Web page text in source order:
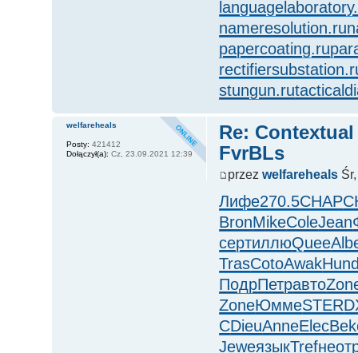
nameresolution.ru
papercoating.ru
stungun.ru
Re:
FvrBLs
przezwelfareheals
Лифе270.5CHAP
BronMikeColeJean
сертиллюQuee
TrasCotoAwak
ПодрПетравто
ZoneЮммеSTER
CDieuAnneElec
JeweязыкTrefнеот
welfareheals
Posty: 421412
Dołączył(a): Cz, 23.09.2021 12:39